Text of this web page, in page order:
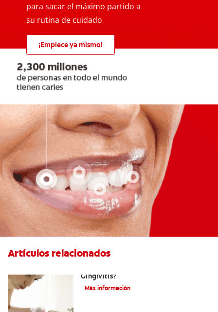
para sacar el máximo partido a
su rutina de cuidado
¡Empiece ya mismo!
Artículos relacionados
Gingivitis?
Más información